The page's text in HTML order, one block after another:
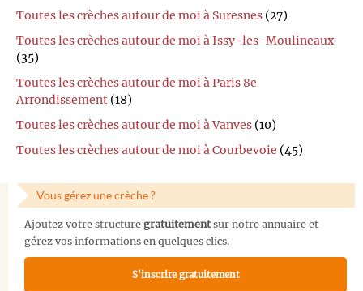
Toutes les crèches autour de moi à Suresnes (27)
Toutes les crèches autour de moi à Issy-les-Moulineaux
(35)
Toutes les crèches autour de moi à Paris 8e
Arrondissement (18)
Toutes les crèches autour de moi à Vanves (10)
Toutes les crèches autour de moi à Courbevoie (45)
Vous gérez une crèche ?
Ajoutez votre structure gratuitementsur notre annuaire et
gérez vos informations en quelques clics.
S'inscrire gratuitement